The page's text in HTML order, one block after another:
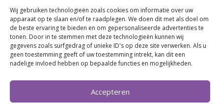
Wij gebruiken technologieën zoals cookies om informatie over uw
apparaat op te slaan en/of te raadplegen. We doen dit met als doel om
de beste ervaring te bieden en om gepersonaliseerde advertenties te
tonen. Door in te stemmen met deze technologieën kunnen wij
gegevens zoals surfgedrag of unieke ID's op deze site verwerken. Als u
geen toestemming geeft of uw toestemming intrekt, kan dit een
nadelige invloed hebben op bepaalde functies en mogelijkheden.
Accepteren
Retourneren en herroepen
BE0746.853.082
BREI- EN HAAK-ATELJEE
Momenteel on hold wegens medische reden.